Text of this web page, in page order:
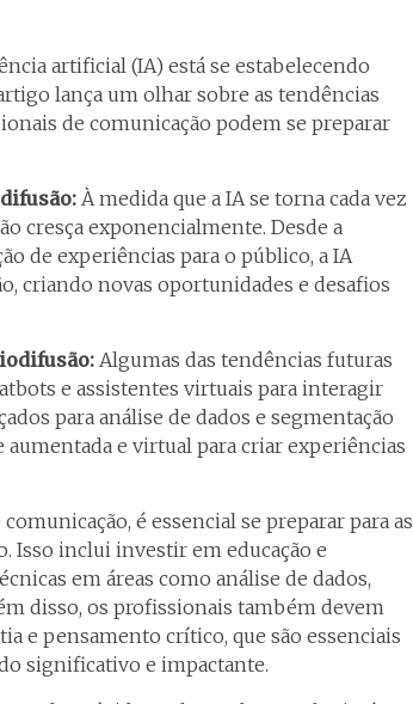
artificial (IA) está se estabelecendo
lança um olhar sobre as tendências
de comunicação podem se preparar
À medida que a IA se torna cada vez
cresça exponencialmente. Desde a
de experiências para o público, a IA
criando novas oportunidades e desafios
Algumas das tendências futuras
e assistentes virtuais para interagir
para análise de dados e segmentação
aumentada e virtual para criar experiências
é essencial se preparar para as
Isso inclui investir em educação e
em áreas como análise de dados,
disso, os profissionais também devem
e pensamento crítico, que são essenciais
significativo e impactante.